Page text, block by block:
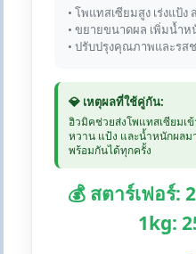
• โพแทสเซียมสูง เร่งแป้ง
• ขยายขนาดผล เพิ่มน้ำห
• ปรับปรุงคุณภาพและรส
💎 เหตุผลที่ใช้คู่กัน:
ฮิวมิคช่วยส่งโพแทสเซียมเ
หวาน แป้ง และน้ำหนักผล
พร้อมกันได้ทุกครั้ง
💰 สตาร์เฟอร์:
1kg: